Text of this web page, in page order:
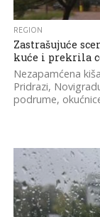
REGION
Zastrašujuće
kuće i prekrila
Nezapamćena
Pridrazi,
podrume,